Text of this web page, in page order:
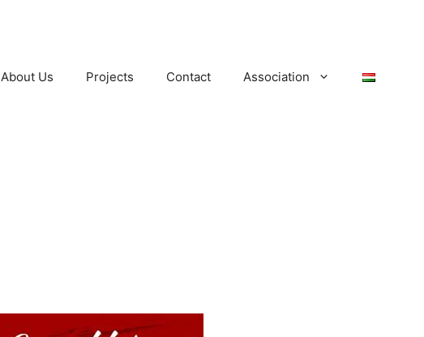
About Us Projects Contact Association